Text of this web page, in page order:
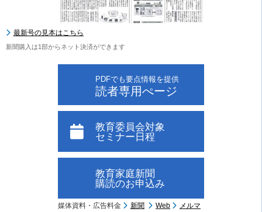
最新号の見本はこちら
新聞購入は1部からネット決済ができます
PDFでも要点情報を提供
読者専用ぺージ
教育委員会対象
セミナー日程
教育家庭新聞
購読のお申込み
媒体資料・広告料金 新聞 Web
メルマ